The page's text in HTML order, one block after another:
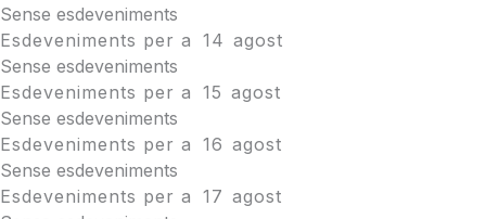
Sense esdeveniments
Esdeveniments per a 14 agost
Sense esdeveniments
Esdeveniments per a 15 agost
Sense esdeveniments
Esdeveniments per a 16 agost
Sense esdeveniments
Esdeveniments per a 17 agost